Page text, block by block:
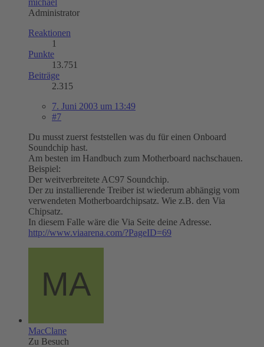
Administrator
Reaktionen
1
Punkte
13.751
Beiträge
2.315
7. Juni 2003 um 13:49
#7
Du musst zuerst feststellen was du für einen Onboard
Soundchip hast.
Am besten im Handbuch zum Motherboard nachschauen.
Beispiel:
Der weitverbreitete AC97 Soundchip.
Der zu installierende Treiber ist wiederum abhängig vom
verwendeten Motherboardchipsatz. Wie z.B. den Via
Chipsatz.
In diesem Falle wäre die Via Seite deine Adresse.
http://www.viaarena.com/?PageID=69
MacClane
Zu Besuch